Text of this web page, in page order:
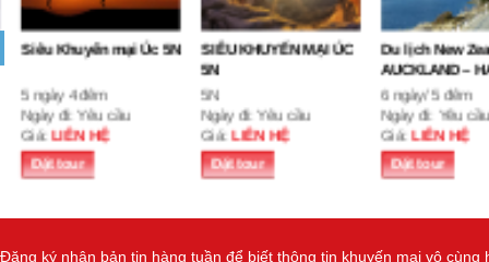
Siêu Khuyến mại Úc 5N
5 ngày 4 đêm
Ngày đi: Yêu cầu
Giá:LIÊN HỆ
Đặt tour
SIÊU KHUYẾN MẠI ÚC
Ngày đi: Yêu cầu
Giá:LIÊN HỆ
Đặt tour
Du lịch New
AUCKLAND –
6 ngày/ 5 đêm
Ngày đi: Yêu cầu
Giá:LIÊN HỆ
Đặt tour
Đăng ký nhận bản tin hàng tuần để biết thông tin khuyến mại vô cùng